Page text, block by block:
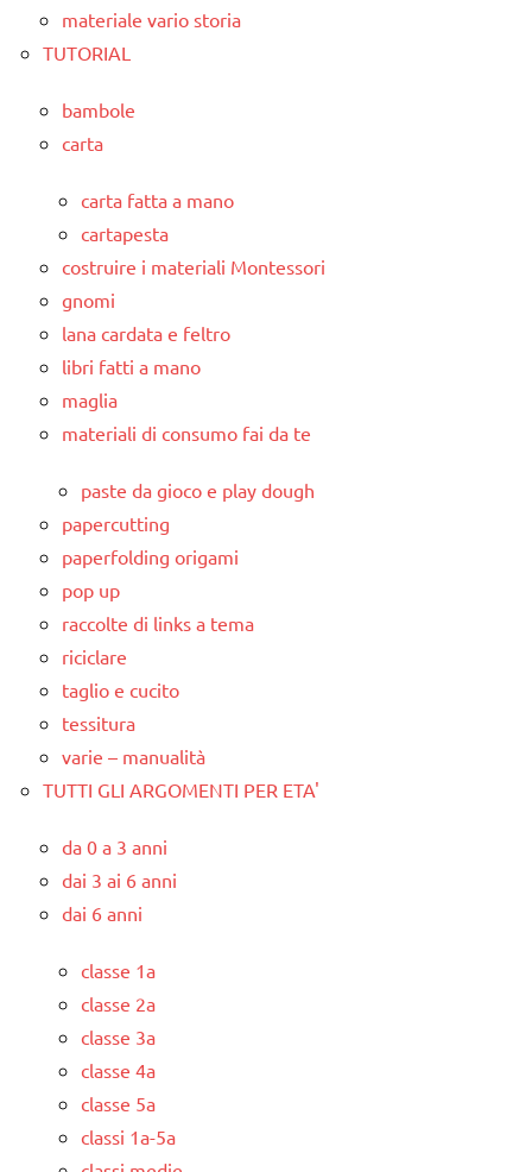
materiale vario storia
TUTORIAL
bambole
carta
carta fatta a mano
cartapesta
costruire i materiali Montessori
gnomi
lana cardata e feltro
libri fatti a mano
maglia
materiali di consumo fai da te
paste da gioco e play dough
papercutting
paperfolding origami
pop up
raccolte di links a tema
riciclare
taglio e cucito
tessitura
varie – manualità
TUTTI GLI ARGOMENTI PER ETA'
da 0 a 3 anni
dai 3 ai 6 anni
dai 6 anni
classe 1a
classe 2a
classe 3a
classe 4a
classe 5a
classi 1a-5a